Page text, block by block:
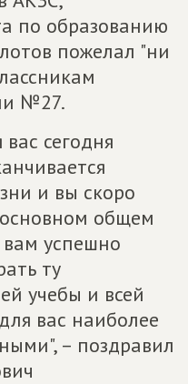
по образованию
пожелал "ни
№27.
сегодня
и вы скоро
общем
успешно
ту
учебы и всей
вас наиболее
– поздравил